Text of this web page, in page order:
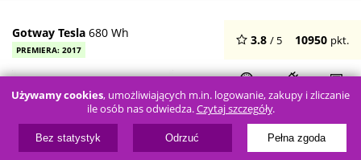
Gotway Tesla 680 Wh
PREMIERA: 2017
3.8 / 5 10950 pkt.
40 60
KM
680
KG
16" ~2850
W
Używamy cookies, umożliwiających m.in. logowanie, zakupy i zliczanie
ile osób nas odwiedza.Czytaj szczegóły.
Bez statystyk Odrzuć Pełna zgoda